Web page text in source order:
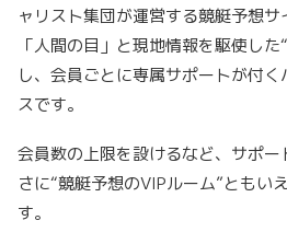
ャリスト集団が運営する競艇予想サ
「人間の目」と現地情報を駆使し
し、会員ごとに専属サポートが付
スです。
会員数の上限を設けるなど、サポ
さに“競艇予想のVIPルーム”ともい
す。